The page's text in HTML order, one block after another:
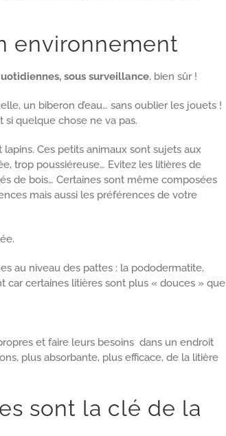
environnement
sous surveillance, bien sûr !
un biberon d’eau… sans oublier les jouets !
quelque chose ne va pas.
Ces petits animaux sont sujets aux
trop poussiéreuse… Evitez les litières de
de bois… Certaines sont même composées
mais aussi les préférences de votre
au niveau des pattes : la pododermatite,
car certaines litières sont plus « douces » que
et faire leurs besoins dans un endroit
plus absorbante, plus efficace, de la litière
sont la clé de la